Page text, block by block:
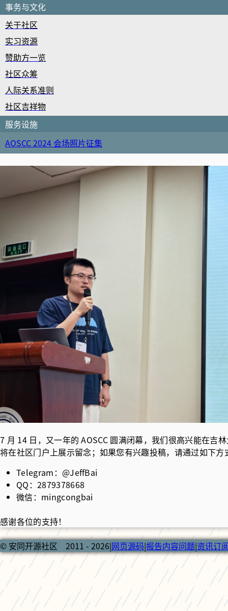
事务与文化
关于社区
实习资源
赞助方一览
社区众筹
人际关系准则
社区吉祥物
服务设施
AOSCC 2024 会场照片征集
7 月 14 日，又一年的 AOSCC 圆满闭幕，我们很高兴能在吉
将在社区门户上展示留念；如果您有兴趣投稿，请通过如下方
Telegram：@JeffBai
QQ：2879378668
微信：mingcongbai
感谢各位的支持！
© 安同开源社区 2011 - 2026|网页源码|报告内容问题|资讯订